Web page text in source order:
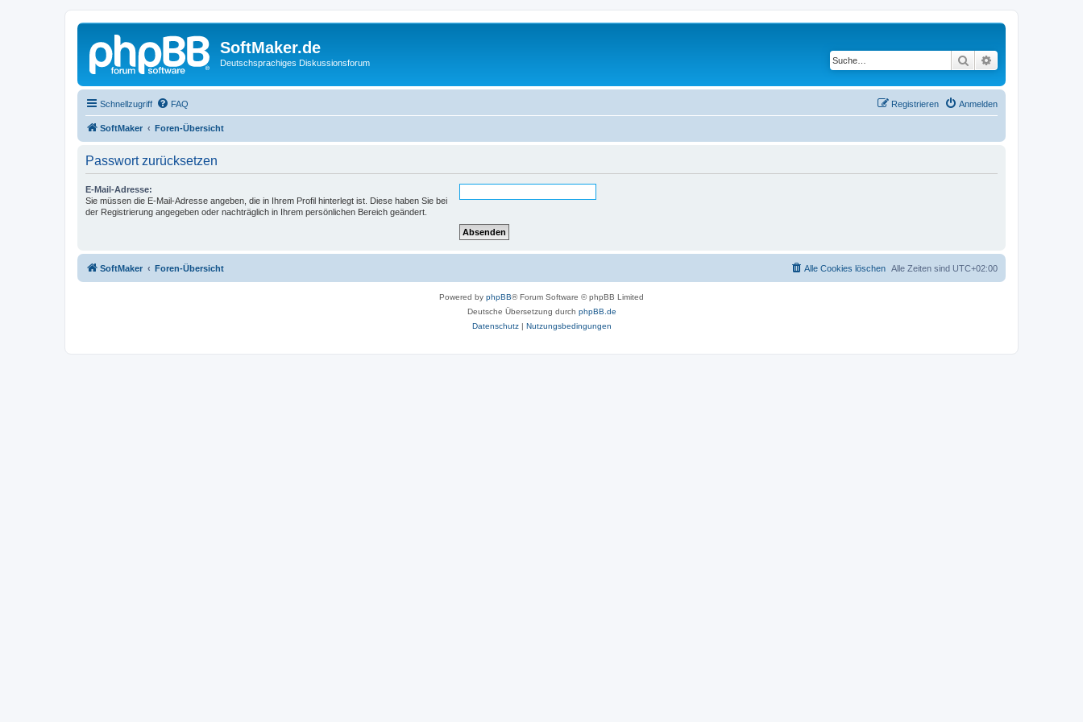
SoftMaker.de
Deutschsprachiges Diskussionsforum Suche
Schnellzugriff FAQ Anmelden
Registrieren
SoftMaker Foren-Übersicht
Passwort zurücksetzen
E-Mail-Adresse:
Sie müssen die E-Mail-Adresse angeben, die in Ihrem Profil hinterlegt ist. Diese haben Sie bei
der Registrierung angegeben oder nachträglich in Ihrem persönlichen Bereich geändert.
SoftMaker Foren-Übersicht Alle Zeiten sind UTC+02:00
Alle Cookies löschen
Powered by phpBB® Forum Software © phpBB Limited
Deutsche Übersetzung durch phpBB.de
Datenschutz| Nutzungsbedingungen